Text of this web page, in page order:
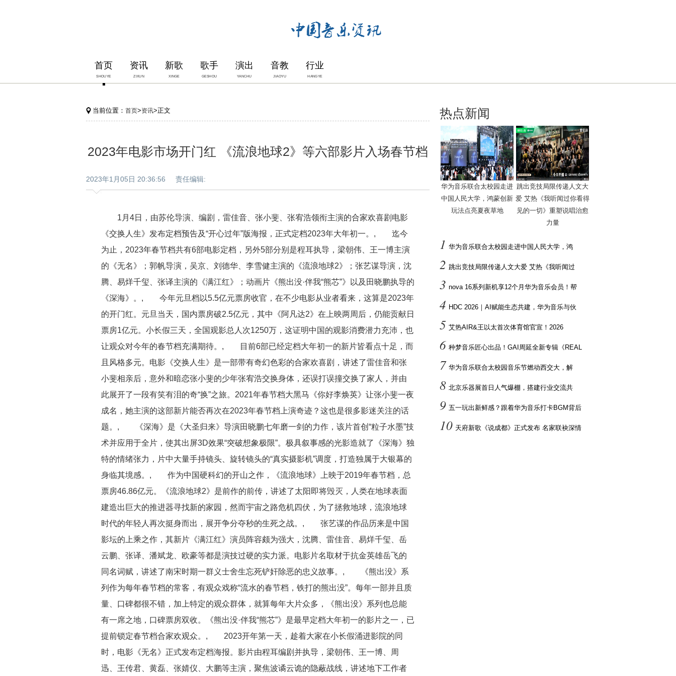
首页
SHOUYE
资讯
ZIXUN
新歌
XINGE
歌手
GESHOU
演出
YANCHU
音教
JIAOYU
行业
HANGYE
当前位置： 首页>资讯>正文
2023年电影市场开门红 《流浪地球2》等六部影片入场春节档
2023年1月05日 20:36:56 责任编辑:
1月4日，由苏伦导演、编剧，雷佳音、张小斐、张宥浩领衔主演的合家欢喜剧电影
《交换人生》发布定档预告及“开心过年”版海报，正式定档2023年大年初一。, 迄今
为止，2023年春节档共有6部电影定档，另外5部分别是程耳执导，梁朝伟、王一博主演
的《无名》；郭帆导演，吴京、刘德华、李雪健主演的《流浪地球2》；张艺谋导演，沈
腾、易烊千玺、张译主演的《满江红》；动画片《熊出没·伴我“熊芯”》以及田晓鹏执导的
《深海》。, 今年元旦档以5.5亿元票房收官，在不少电影从业者看来，这算是2023年
的开门红。元旦当天，国内票房破2.5亿元，其中《阿凡达2》在上映两周后，仍能贡献日
票房1亿元。小长假三天，全国观影总人次1250万，这证明中国的观影消费潜力充沛，也
让观众对今年的春节档充满期待。, 目前6部已经定档大年初一的新片皆看点十足，而
且风格多元。电影《交换人生》是一部带有奇幻色彩的合家欢喜剧，讲述了雷佳音和张
小斐相亲后，意外和暗恋张小斐的少年张宥浩交换身体，还误打误撞交换了家人，并由
此展开了一段有笑有泪的奇“换”之旅。2021年春节档大黑马《你好李焕英》让张小斐一夜
成名，她主演的这部新片能否再次在2023年春节档上演奇迹？这也是很多影迷关注的话
题。, 《深海》是《大圣归来》导演田晓鹏七年磨一剑的力作，该片首创“粒子水墨”技
术并应用于全片，使其出屏3D效果“突破想象极限”。极具叙事感的光影造就了《深海》独
特的情绪张力，片中大量手持镜头、旋转镜头的“真实摄影机”调度，打造独属于大银幕的
身临其境感。, 作为中国硬科幻的开山之作，《流浪地球》上映于2019年春节档，总
票房46.86亿元。《流浪地球2》是前作的前传，讲述了太阳即将毁灭，人类在地球表面
建造出巨大的推进器寻找新的家园，然而宇宙之路危机四伏，为了拯救地球，流浪地球
时代的年轻人再次挺身而出，展开争分夺秒的生死之战。, 张艺谋的作品历来是中国
影坛的上乘之作，其新片《满江红》演员阵容颇为强大，沈腾、雷佳音、易烊千玺、岳
云鹏、张译、潘斌龙、欧豪等都是演技过硬的实力派。电影片名取材于抗金英雄岳飞的
同名词赋，讲述了南宋时期一群义士舍生忘死铲奸除恶的忠义故事。, 《熊出没》系
列作为每年春节档的常客，有观众戏称“流水的春节档，铁打的熊出没”。每年一部并且质
量、口碑都很不错，加上特定的观众群体，就算每年大片众多，《熊出没》系列也总能
有一席之地，口碑票房双收。《熊出没·伴我“熊芯”》是最早定档大年初一的影片之一，已
提前锁定春节档合家欢观众。, 2023开年第一天，趁着大家在小长假涌进影院的同
时，电影《无名》正式发布定档海报。影片由程耳编剧并执导，梁朝伟、王一博、周
迅、王传君、黄磊、张婧仪、大鹏等主演，聚焦波谲云诡的隐蔽战线，讲述地下工作者
热点新闻
华为音乐联合太校园走进
中国人民大学，鸿蒙创新
玩法点亮夏夜草地
跳出竞技局限传递人文大
爱 艾热《我听闻过你看得
见的一切》重塑说唱治愈
力量
1 华为音乐联合太校园走进中国人民大学，鸿
2 跳出竞技局限传递人文大爱 艾热《我听闻过
3 nova 16系列新机享12个月华为音乐会员！帮
4 HDC 2026｜AI赋能生态共建，华为音乐与伙
5 艾热AIR&王以太首次体育馆官宣！2026
6 种梦音乐匠心出品！GAI周延全新专辑《REAL
7 华为音乐联合太校园音乐节燃动西交大，解
8 北京乐器展首日人气爆棚，搭建行业交流共
9 五一玩出新鲜感？跟着华为音乐打卡BGM背后
10 天府新歌《说成都》正式发布 名家联袂深情